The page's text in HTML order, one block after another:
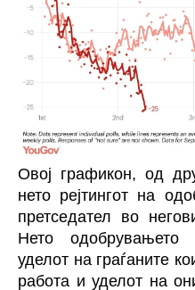
Овој графикон, од
нето рејтингот на
претседател во
Нето одобрувањето
уделот на граѓаните
работа и уделот на